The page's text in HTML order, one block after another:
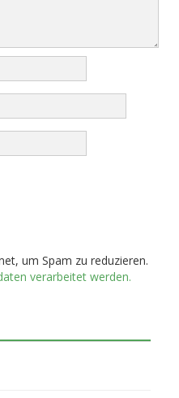
um Spam zu reduzieren.
verarbeitet werden.